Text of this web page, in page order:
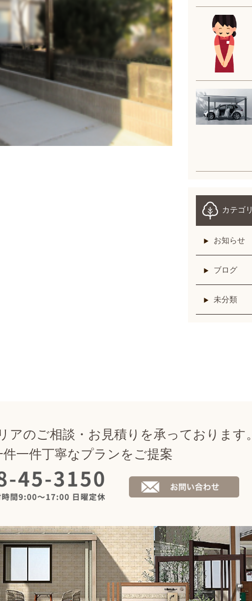
カテゴリ
お知らせ
ブログ
未分類
アのご相談・お見積りを承っております。
件一件丁寧なプランをご提案